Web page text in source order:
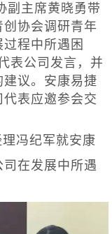
主席黄晓勇带
协会调研青年
程中所遇困
表公司发言，并
议。安康易捷
表应邀参会交
冯纪军就安康
在发展中所遇